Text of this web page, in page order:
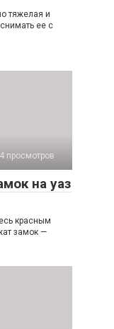
тяжелая и
ее с
просмотров
на уаз
красным
замок —